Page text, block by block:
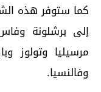
كما ستوفر هذه
إلى برشلونة
مرسيليا وتولوز
وفالنسيا.